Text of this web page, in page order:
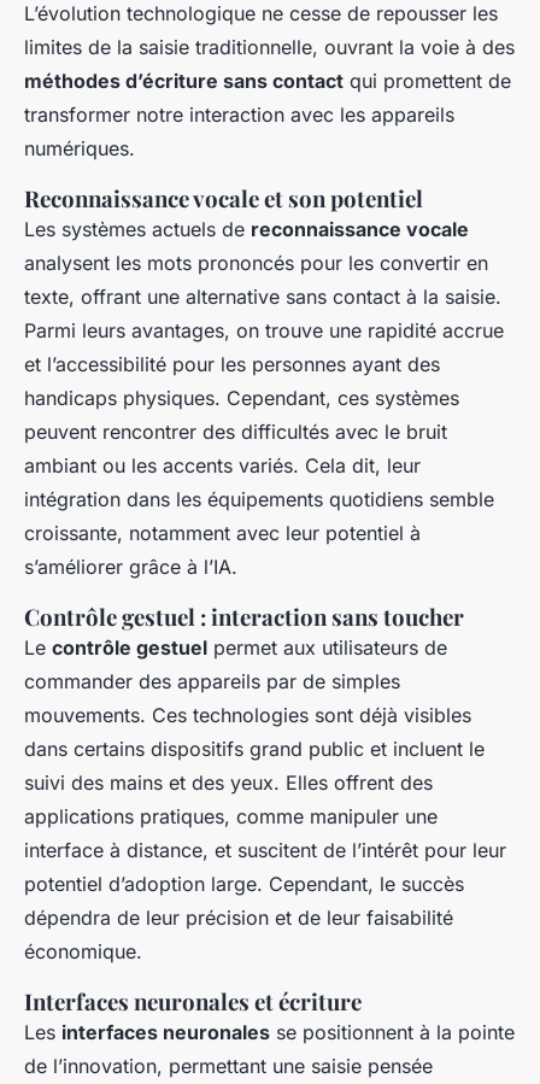
L’évolution technologique ne cesse de repousser les
limites de la saisie traditionnelle, ouvrant la voie à des
méthodes d’écriture sans contact qui promettent de
transformer notre interaction avec les appareils
numériques.
Reconnaissance vocale et son potentiel
Les systèmes actuels de reconnaissance vocale
analysent les mots prononcés pour les convertir en
texte, offrant une alternative sans contact à la saisie.
Parmi leurs avantages, on trouve une rapidité accrue
et l’accessibilité pour les personnes ayant des
handicaps physiques. Cependant, ces systèmes
peuvent rencontrer des difficultés avec le bruit
ambiant ou les accents variés. Cela dit, leur
intégration dans les équipements quotidiens semble
croissante, notamment avec leur potentiel à
s’améliorer grâce à l’IA.
Contrôle gestuel : interaction sans toucher
Le contrôle gestuel permet aux utilisateurs de
commander des appareils par de simples
mouvements. Ces technologies sont déjà visibles
dans certains dispositifs grand public et incluent le
suivi des mains et des yeux. Elles offrent des
applications pratiques, comme manipuler une
interface à distance, et suscitent de l’intérêt pour leur
potentiel d’adoption large. Cependant, le succès
dépendra de leur précision et de leur faisabilité
économique.
Interfaces neuronales et écriture
Les interfaces neuronales se positionnent à la pointe
de l’innovation, permettant une saisie pensée